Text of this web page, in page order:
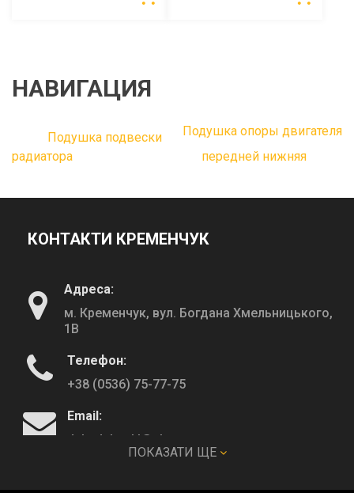
НАВИГАЦИЯ
Подушка подвески
радиатора
Подушка опоры двигателя
передней нижняя
КОНТАКТИ КРЕМЕНЧУК
Адреса:
м. Кременчук, вул. Богдана Хмельницького,
1В
Телефон:
+38 (0536) 75-77-75
Email:
deltadeltaskl@ukr.net
КОНТАКТИ ПОЛТАВА
ПОКАЗАТИ ЩЕ